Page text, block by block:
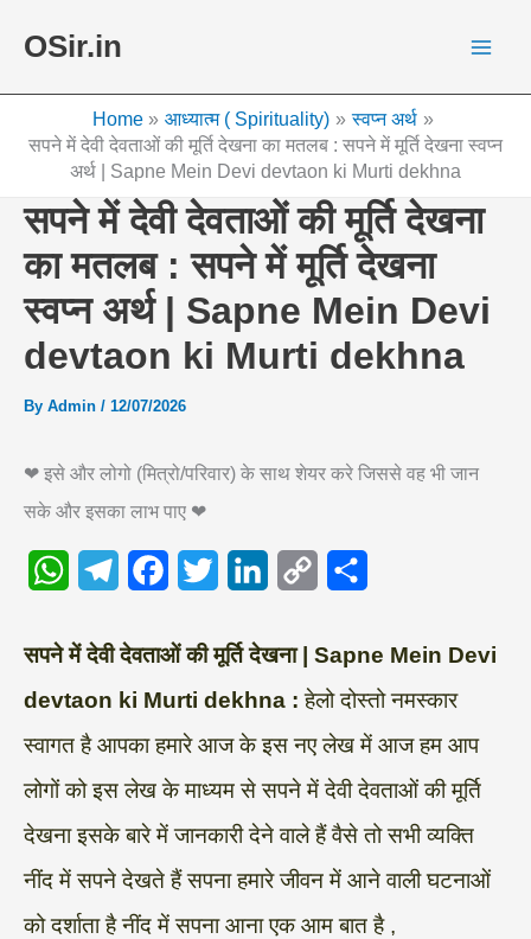
OSir.in
Home आध्यात्म ( Spirituality)
स्वप्न अर्थ
सपने में देवी देवताओं की मूर्ति देखना का मतलब : सपने में मूर्ति देखना स्वप्न
अर्थ | Sapne Mein Devi devtaon ki Murti dekhna
सपने में देवी देवताओं की मूर्ति देखना
का मतलब : सपने में मूर्ति देखना
स्वप्न अर्थ | Sapne Mein Devi
devtaon ki Murti dekhna
By Admin / 12/07/2026
❤ इसे और लोगो (मित्रो/परिवार) के साथ शेयर करे जिससे वह भी जान
सके और इसका लाभ पाए ❤
W
a
l
e
c
i
n
p
y
k
a
r
e
सपने में देवी देवताओं की मूर्ति देखना | Sapne Mein Devi
devtaon ki Murti dekhna : हेलो दोस्तो नमस्कार
स्वागत है आपका हमारे आज के इस नए लेख में आज हम आप
लोगों को इस लेख के माध्यम से सपने में देवी देवताओं की मूर्ति
देखना इसके बारे में जानकारी देने वाले हैं वैसे तो सभी व्यक्ति
नींद में सपने देखते हैं सपना हमारे जीवन में आने वाली घटनाओं
को दर्शाता है नींद में सपना आना एक आम बात है ,